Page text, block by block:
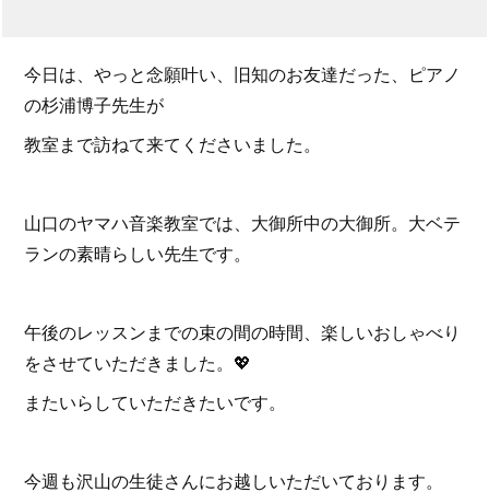
今日は、やっと念願叶い、旧知のお友達だった、ピアノ
の杉浦博子先生が
教室まで訪ねて来てくださいました。
山口のヤマハ音楽教室では、大御所中の大御所。大ベテ
ランの素晴らしい先生です。
午後のレッスンまでの束の間の時間、楽しいおしゃべり
をさせていただきました。💖
またいらしていただきたいです。
今週も沢山の生徒さんにお越しいただいております。